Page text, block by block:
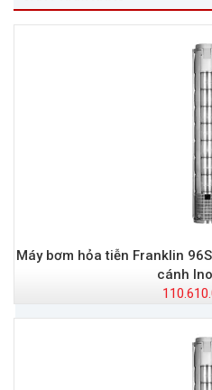
Máy bơm hỏa tiễn Franklin
cánh